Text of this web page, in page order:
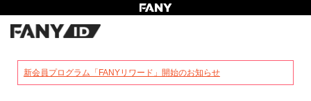
新会員プログラム「FANYリワード」開始のお知らせ